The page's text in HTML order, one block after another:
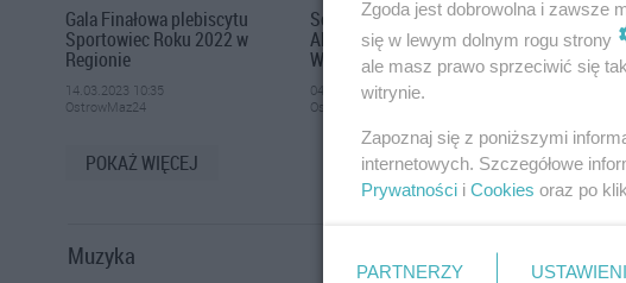
Gala Finałowa plebiscytu
Sportowiec Roku 2022 w
Regionie
14.03.2023 10:35
OstrowMaz24
Sokół Ostrów Mazowiecka -
Akademia Koszykówki Legii
Warszawa
04.03.2020 08:26
OstrowMaz24
Sokół
POKAŻ WIĘCEJ
Muzyka
Zgoda jest dobrowolna i zawsze
się w lewym dolnym rogu strony
ale masz prawo sprzeciwić się
witrynie.
Zapoznaj się z poniższymi
internetowych. Szczegółowe
Prywatności i Cookies oraz po
PARTNERZY